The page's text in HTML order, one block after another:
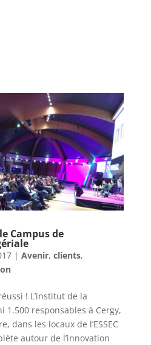
Campus de
| Avenir, clients,
! L’institut de la
1.500 responsables à Cergy,
dans les locaux de l’ESSEC
autour de l’innovation